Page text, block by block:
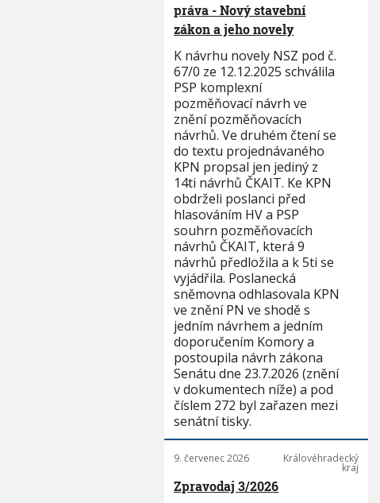
práva - Nový stavební
zákon a jeho novely
K návrhu novely NSZ pod č.
67/0 ze 12.12.2025 schválila
PSP komplexní
pozměňovací návrh ve
znění pozměňovacích
návrhů. Ve druhém čtení se
do textu projednávaného
KPN propsal jen jediný z
14ti návrhů ČKAIT. Ke KPN
obdrželi poslanci před
hlasováním HV a PSP
souhrn pozměňovacích
návrhů ČKAIT, která 9
návrhů předložila a k 5ti se
vyjádřila. Poslanecká
sněmovna odhlasovala KPN
ve znění PN ve shodě s
jedním návrhem a jedním
doporučením Komory a
postoupila návrh zákona
Senátu dne 23.7.2026 (znění
v dokumentech níže) a pod
číslem 272 byl zařazen mezi
senátní tisky.
9. červenec 2026 Královéhradecký
kraj
Zpravodaj 3/2026